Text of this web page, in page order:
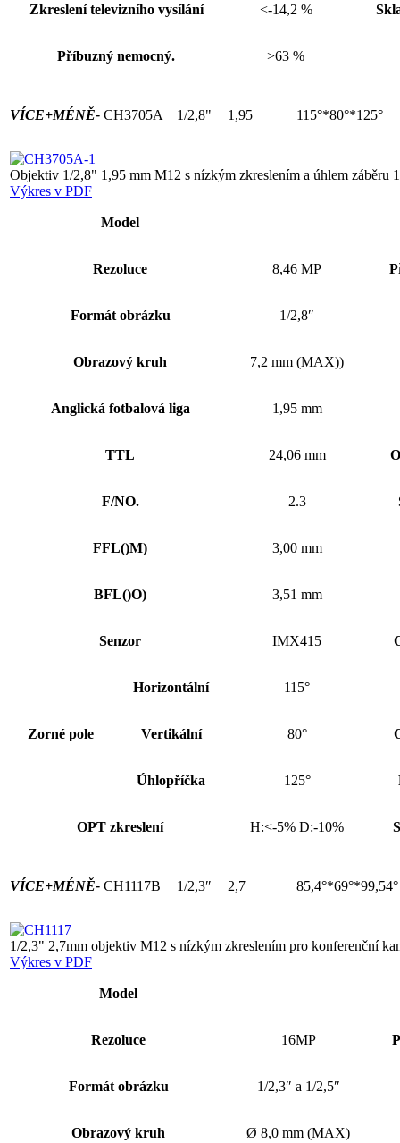
Zkreslení televizního vysílání <-14,2 %
Příbuzný nemocný. >63 %
VÍCE+MÉNĚ- CH3705A 1/2,8" 1,95 115°*80°*125°
Objektiv 1/2,8" 1,95 mm M12 s nízkým zkreslením a úhlem záběru
Výkres v PDF
Model
Rezoluce 8,46 MP
Formát obrázku 1/2,8″
Obrazový kruh 7,2 mm (MAX))
Anglická fotbalová liga 1,95 mm
TTL 24,06 mm
F/NO. 2.3
FFL()M) 3,00 mm
BFL()O) 3,51 mm
Senzor IMX415
Zorné pole
Horizontální 115°
Vertikální 80°
Úhlopříčka 125°
OPT zkreslení H:<-5% D:-10%
VÍCE+MÉNĚ- CH1117B 1/2,3″ 2,7 85,4°*69°*99,54°
1/2,3" 2,7mm objektiv M12 s nízkým zkreslením pro konferenční
Výkres v PDF
Model
Rezoluce 16MP
Formát obrázku 1/2,3″ a 1/2,5″
Obrazový kruh Ø 8,0 mm (MAX)